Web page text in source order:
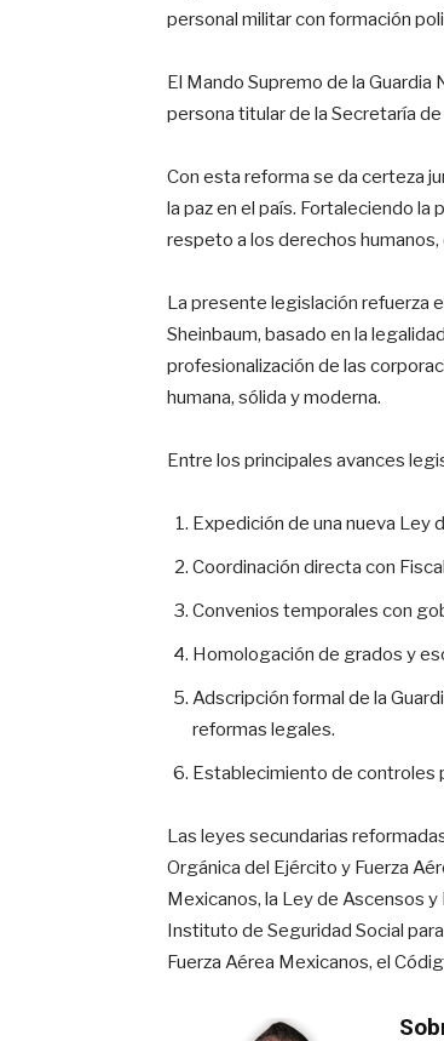
personal militar con formación
El Mando Supremo de la Guardia
persona titular de la Secretaría
Con esta reforma se da certeza
la paz en el país. Fortaleciendo
respeto a los derechos
La presente legislación refuerza
Sheinbaum, basado en la
profesionalización de las
humana, sólida y moderna.
Entre los principales avances
Expedición de una nueva Ley
Coordinación directa con
Convenios temporales con
Homologación de grados y
Adscripción formal de la
reformas legales.
Establecimiento de controles
Las leyes secundarias
Orgánica del Ejército y Fuerza
Mexicanos, la Ley de Ascensos
Instituto de Seguridad Social
Fuerza Aérea Mexicanos, el